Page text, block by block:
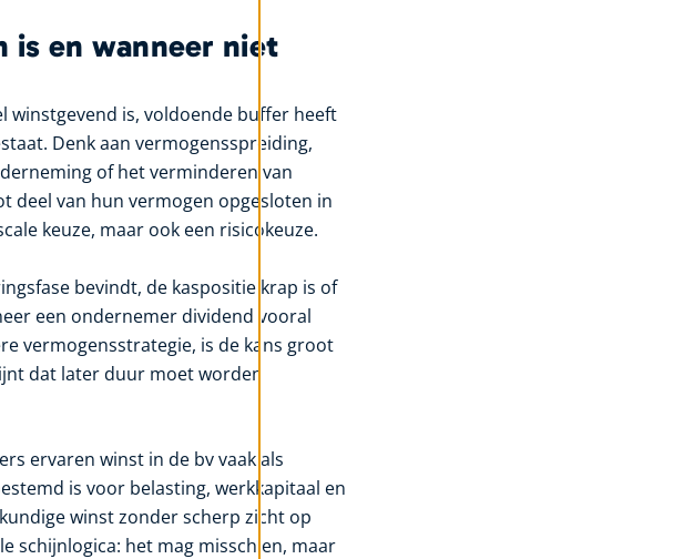
is en wanneer niet
winstgevend is, voldoende buffer heeft
Denk aan vermogensspreiding,
of het verminderen van
deel van hun vermogen opgesloten in
keuze, maar ook een risicokeuze.
bevindt, de kaspositie krap is of
een ondernemer dividend vooral
vermogensstrategie, is de kans groot
dat later duur moet worden
ervaren winst in de bv vaak als
is voor belasting, werkkapitaal en
winst zonder scherp zicht op
schijnlogica: het mag misschien, maar